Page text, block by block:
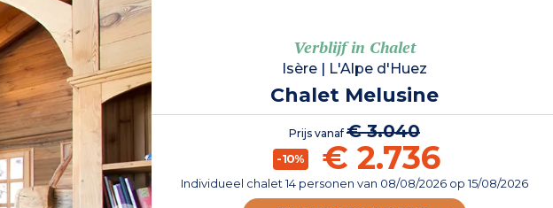
Verblijf in Chalet
Isère L'Alpe d'Huez
Chalet Melusine
Prijs vanaf € 3.040
-10% € 2.736
Individueel chalet 14 personen van 08/08/2026 op 15/08/2026